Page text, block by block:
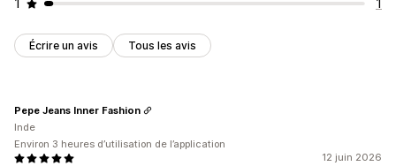
1 1
Écrire un avis Tous les avis
12 juin 2026
Pepe Jeans Inner Fashion
Inde
Environ 3 heures d’utilisation de l’application